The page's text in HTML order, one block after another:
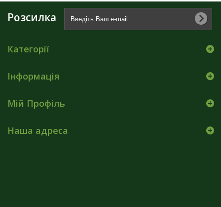
Розсилка
Категорії
Інформація
Мій Профіль
Наша адреса